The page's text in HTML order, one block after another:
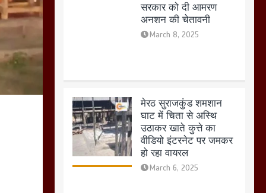
उठाकर खाते कुत्ते का
वीडियो इंटरनेट पर जमकर
हो रहा वायरल
होलिका रखने पर लात मार
कर होलिका को किया तहस
नहस,मोहल्ले वालों के साथ
की गई गाली गलोच ,कहा
अगर रखी गई होली तो होगा
खून खराबा,